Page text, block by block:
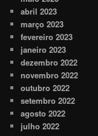
abril 2023
março 2023
fevereiro 2023
janeiro 2023
dezembro 2022
novembro 2022
outubro 2022
setembro 2022
agosto 2022
julho 2022